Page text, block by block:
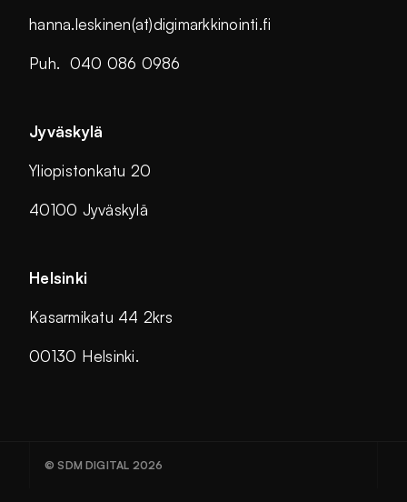
hanna.leskinen(at)digimarkkinointi.fi
Puh. 040 086 0986
Jyväskylä
Yliopistonkatu 20
40100 Jyväskylä
Helsinki
Kasarmikatu 44 2krs
00130 Helsinki.
© SDM DIGITAL 2026